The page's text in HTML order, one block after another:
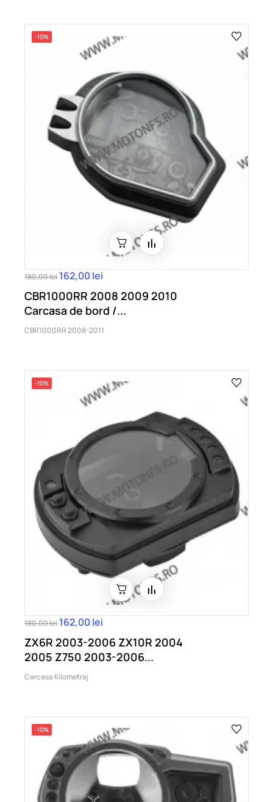
-10%
180,00 lei 162,00 lei
CBR1000RR 2008 2009 2010
Carcasa de bord /...
CBR1000RR 2008-2011
-10%
180,00 lei 162,00 lei
ZX6R 2003-2006 ZX10R 2004
2005 Z750 2003-2006...
Carcasa Kilometraj
-10%